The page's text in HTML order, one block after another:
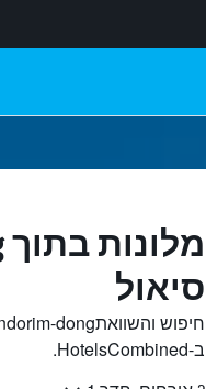
סיאול
ב-HotelsCombined.